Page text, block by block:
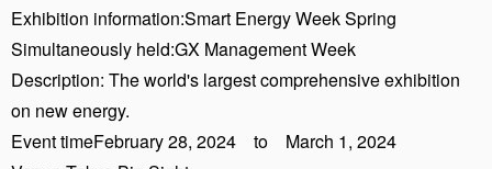
Exhibition information:Smart Energy Week Spring
Simultaneously held:GX Management Week
Description: The world's largest comprehensive exhibition
on new energy.
Event timeFebruary 28, 2024 to March 1, 2024